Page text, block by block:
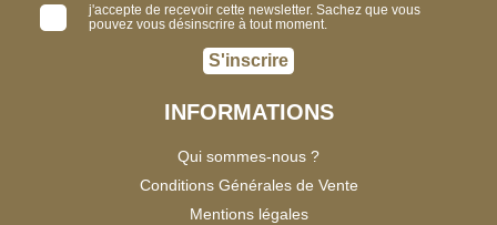
j'accepte de recevoir cette newsletter. Sachez que vous
pouvez vous désinscrire à tout moment.
S'inscrire
INFORMATIONS
Qui sommes-nous ?
Conditions Générales de Vente
Mentions légales